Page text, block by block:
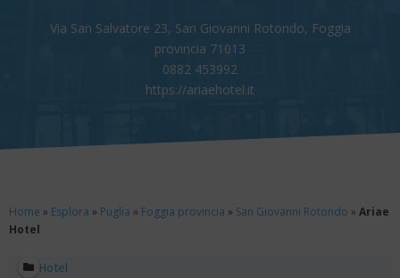
Via San Salvatore 23, San Giovanni Rotondo, Foggia
provincia 71013
0882 453992
https://ariaehotel.it
Home » Esplora » Puglia » Foggia provincia » San Giovanni Rotondo » Ariae
Hotel
Hotel